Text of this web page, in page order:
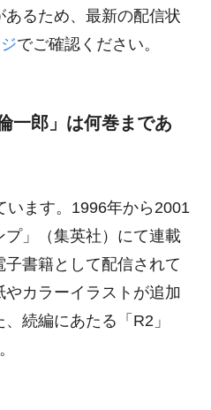
るため、最新の配信状
でご確認ください。
一郎」は何巻まであ
います。1996年から2001
」（集英社）にて連載
書籍として配信されて
カラーイラストが追加
続編にあたる「R2」